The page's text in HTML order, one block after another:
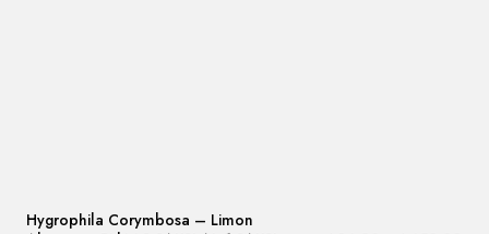
Hygrophila Corymbosa – Limon